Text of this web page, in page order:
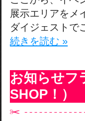
展示エリアをメ
ダイジェストで
続きを読む »
お知らせフ
SHOP！）